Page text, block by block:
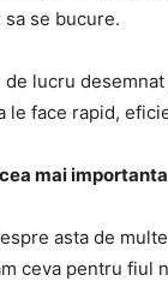
se bucure.
de lucru
le face rapid,
mai importanta
asta de
ceva pentru fiul